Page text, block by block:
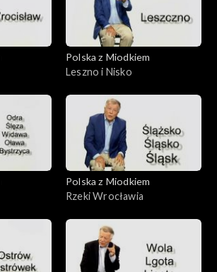
Polska z Miodkiem
Leszno i Nisko
Polska z Miodkiem
Rzeki Wrocławia